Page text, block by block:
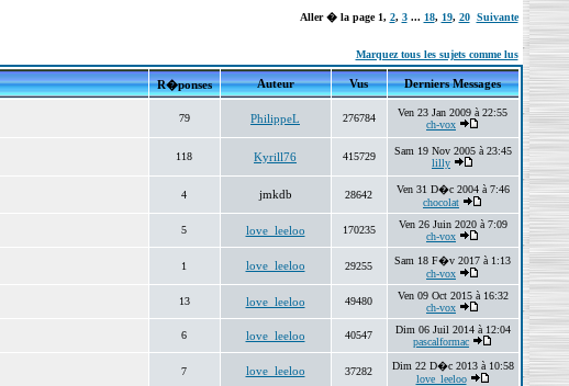
Aller � la page 1, 2, 3... 18, 19, 20 Suivante
Marquez tous les sujets comme lus
R�ponses Auteur Vus Derniers Messages
79 PhilippeL 276784
Ven 23 Jan 2009 à 22:55
ch-vox
118 Kyrill76 415729
Sam 19 Nov 2005 à 23:45
lilly
4 jmkdb 28642
Ven 31 D�c 2004 à 7:46
chocolat
5 love_leeloo 170235
Ven 26 Juin 2020 à 7:09
ch-vox
1 love_leeloo 29255
Sam 18 F�v 2017 à 1:13
ch-vox
13 love_leeloo 49480
Ven 09 Oct 2015 à 16:32
ch-vox
6 love_leeloo 40547
Dim 06 Juil 2014 à 12:04
pascalformac
7 love_leeloo 37282
Dim 22 D�c 2013 à 10:58
love_leeloo